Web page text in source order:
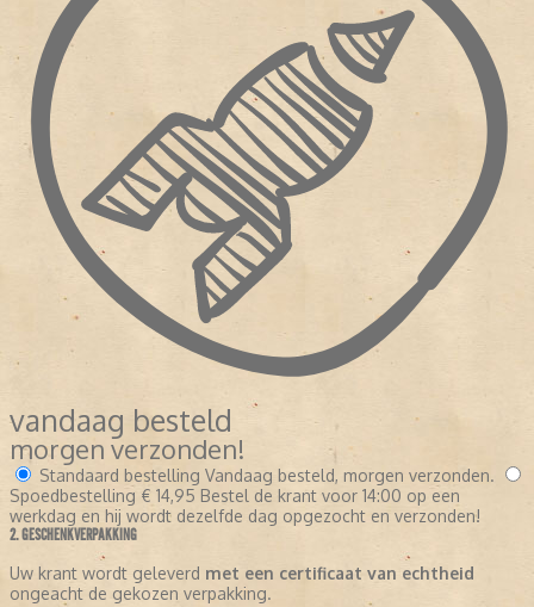
vandaag besteld
morgen verzonden!
Standaard bestelling Vandaag besteld, morgen verzonden.
Spoedbestelling € 14,95 Bestel de krant voor 14:00 op een
werkdag en hij wordt dezelfde dag opgezocht en verzonden!
2. GESCHENKVERPAKKING
Uw krant wordt geleverd met een certificaat van echtheid
ongeacht de gekozen verpakking.